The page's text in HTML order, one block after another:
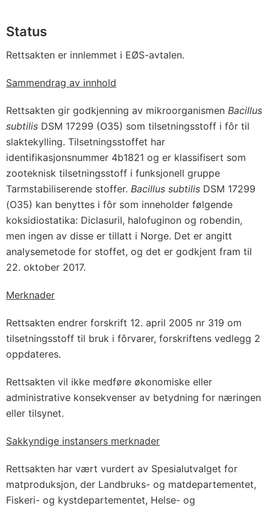
Status
Rettsakten er innlemmet i EØS-avtalen.
Sammendrag av innhold
Rettsakten gir godkjenning av mikroorganismen Bacillus
subtilis DSM 17299 (O35) som tilsetningsstoff i fôr til
slaktekylling. Tilsetningsstoffet har
identifikasjonsnummer 4b1821 og er klassifisert som
zooteknisk tilsetningsstoff i funksjonell gruppe
Tarmstabiliserende stoffer. Bacillus subtilis DSM 17299
(O35) kan benyttes i fôr som inneholder følgende
koksidiostatika: Diclasuril, halofuginon og robendin,
men ingen av disse er tillatt i Norge. Det er angitt
analysemetode for stoffet, og det er godkjent fram til
22. oktober 2017.
Merknader
Rettsakten endrer forskrift 12. april 2005 nr 319 om
tilsetningsstoff til bruk i fôrvarer, forskriftens vedlegg 2
oppdateres.
Rettsakten vil ikke medføre økonomiske eller
administrative konsekvenser av betydning for næringen
eller tilsynet.
Sakkyndige instansers merknader
Rettsakten har vært vurdert av Spesialutvalget for
matproduksjon, der Landbruks- og matdepartementet,
Fiskeri- og kystdepartementet, Helse- og